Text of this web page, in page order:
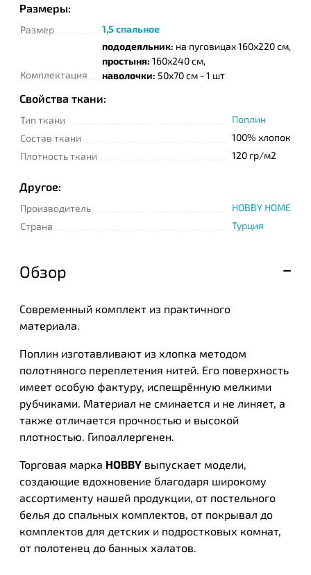
Размеры:
Размер 1,5 спальное
Комплектация
пододеяльник: на пуговицах 160х220 см,
простыня: 160х240 см,
наволочки: 50х70 см - 1 шт
Свойства ткани:
Тип ткани
Поплин
Состав ткани
100% хлопок
Плотность ткани
120 гр/м2
Другое:
Производитель
HOBBY HOME
Страна
Турция
Обзор
Современный комплект из практичного
материала.
Поплин изготавливают из хлопка методом
полотняного переплетения нитей. Его поверхность
имеет особую фактуру, испещрённую мелкими
рубчиками. Материал не сминается и не линяет, а
также отличается прочностью и высокой
плотностью. Гипоаллергенен.
Торговая марка HOBBY выпускает модели,
создающие вдохновение благодаря широкому
ассортименту нашей продукции, от постельного
белья до спальных комплектов, от покрывал до
комплектов для детских и подростковых комнат,
от полотенец до банных халатов.